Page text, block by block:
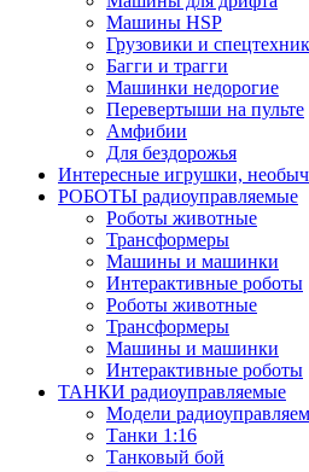
Машины HSP
Грузовики и
Багги и трагги
Машинки недорогие
Перевертыши на пульте
Амфибии
Для бездорожья
Интересные игрушки,
РОБОТЫ радиоуправляемые
Роботы животные
Трансформеры
Машины и машинки
Интерактивные роботы
Роботы животные
Трансформеры
Машины и машинки
Интерактивные роботы
ТАНКИ радиоуправляемые
Модели
Танки 1:16
Танковый бой